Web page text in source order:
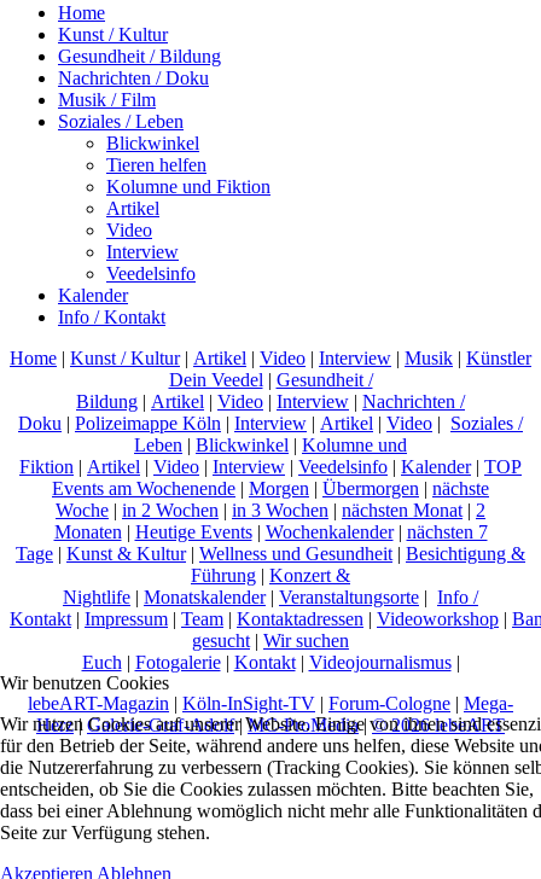
Home
Kunst / Kultur
Gesundheit / Bildung
Nachrichten / Doku
Musik / Film
Soziales / Leben
Blickwinkel
Tieren helfen
Kolumne und Fiktion
Artikel
Video
Interview
Veedelsinfo
Kalender
Info / Kontakt
Home | Kunst / Kultur| Artikel | Video | Interview | Musik | Künstler
Dein Veedel | Gesundheit /
Bildung | Artikel | Video | Interview | Nachrichten /
Doku | Polizeimappe Köln | Interview | Artikel | Video | Soziales /
Leben | Blickwinkel | Kolumne und
Fiktion | Artikel | Video | Interview | Veedelsinfo | Kalender| TOP
Events am Wochenende | Morgen | Übermorgen | nächste
Woche | in 2 Wochen | in 3 Wochen | nächsten Monat | 2
Monaten | Heutige Events| Wochenkalender| nächsten 7
Tage | Kunst & Kultur| Wellness und Gesundheit | Besichtigung &
Führung | Konzert &
Nightlife | Monatskalender| Veranstaltungsorte | Info /
Kontakt | Impressum | Team | Kontaktadressen | Videoworkshop |
gesucht | Wir suchen
Euch | Fotogalerie| Kontakt| Videojournalismus|
lebeART-Magazin | Köln-InSight-TV | Forum-Cologne | Mega-
Herz|Galerie-Graf-Adolf|MC-ProMedia|© 2026 lebeART
Wir benutzen Cookies
Wir nutzen Cookies auf unserer Website. Einige von ihnen sind
für den Betrieb der Seite, während andere uns helfen, diese Website
die Nutzererfahrung zu verbessern (Tracking Cookies). Sie können
entscheiden, ob Sie die Cookies zulassen möchten. Bitte beachten Sie,
dass bei einer Ablehnung womöglich nicht mehr alle Funktionalitäten
Seite zur Verfügung stehen.
Akzeptieren Ablehnen